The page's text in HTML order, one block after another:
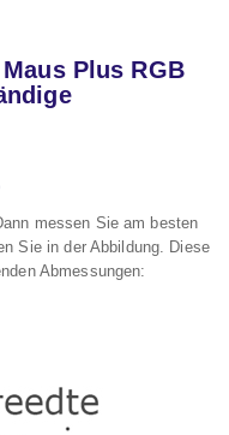
Plus RGB
messen Sie am besten
Sie in der Abbildung. Diese
Abmessungen: